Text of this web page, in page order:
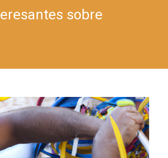
sobre